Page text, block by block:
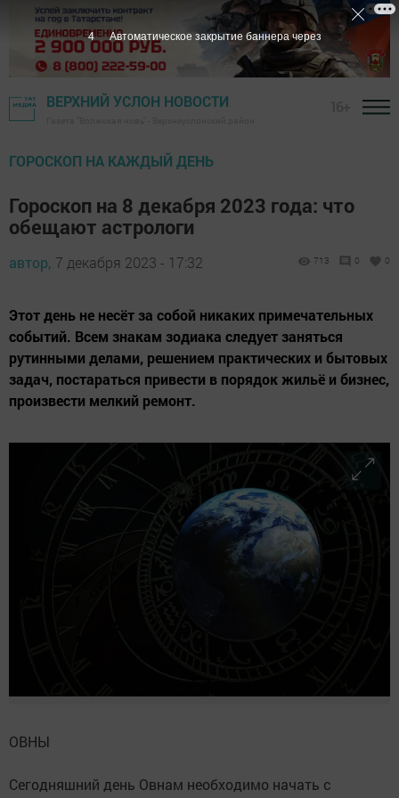
ВЕРХНИЙ УСЛОН НОВОСТИ
ГОРОСКОП НА КАЖДЫЙ ДЕНЬ
Гороскоп на 8 декабря 2023 года: что
обещают астрологи
автор, 7 декабря 2023 - 17:32 713 0 0
Этот день не несёт за собой никаких примечательных
событий. Всем знакам зодиака следует заняться
рутинными делами, решением практических и бытовых
задач, постараться привести в порядок жильё и бизнес,
произвести мелкий ремонт.
ОВНЫ
Сегодняшний день Овнам необходимо начать с
2 Автоматическое закрытие баннера через